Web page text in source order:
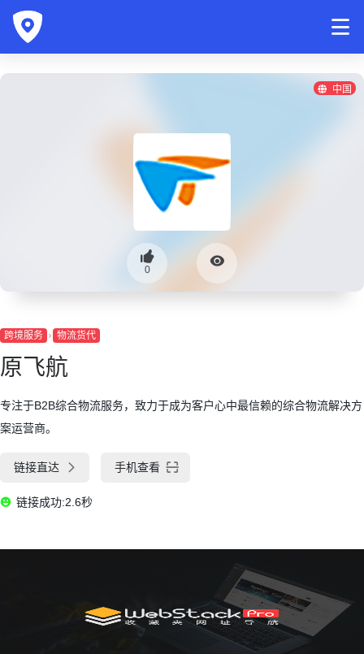
中国
0
跨境服务 物流货代
原飞航
专注于B2B综合物流服务，致力于成为客户心中最信赖的综合物流解决方
案运营商。
链接直达 手机查看
链接成功:2.6秒